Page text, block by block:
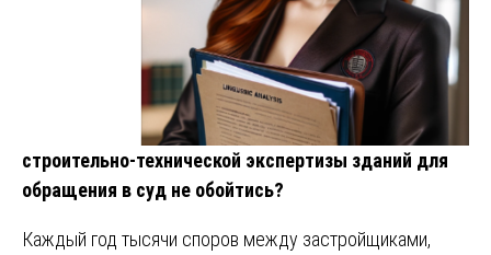
строительно-технической экспертизы зданий для
обращения в суд не обойтись?
Каждый год тысячи споров между застройщиками,